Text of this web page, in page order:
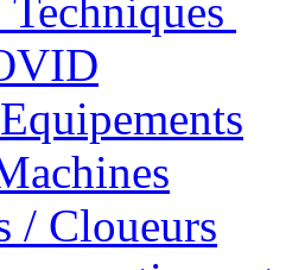
/ Cloueurs